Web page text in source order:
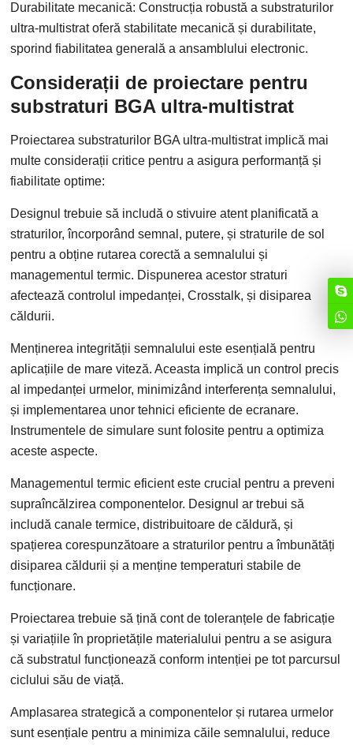
Durabilitate mecanică: Construcția robustă a substraturilor
ultra-multistrat oferă stabilitate mecanică și durabilitate,
sporind fiabilitatea generală a ansamblului electronic.
Considerații de proiectare pentru
substraturi BGA ultra-multistrat
Proiectarea substraturilor BGA ultra-multistrat implică mai
multe considerații critice pentru a asigura performanță și
fiabilitate optime:
Designul trebuie să includă o stivuire atent planificată a
straturilor, încorporând semnal, putere, și straturile de sol
pentru a obține rutarea corectă a semnalului și
managementul termic. Dispunerea acestor straturi
afectează controlul impedanței, Crosstalk, și disiparea
căldurii.
Menținerea integrității semnalului este esențială pentru
aplicațiile de mare viteză. Aceasta implică un control precis
al impedanței urmelor, minimizând interferența semnalului,
și implementarea unor tehnici eficiente de ecranare.
Instrumentele de simulare sunt folosite pentru a optimiza
aceste aspecte.
Managementul termic eficient este crucial pentru a preveni
supraîncălzirea componentelor. Designul ar trebui să
includă canale termice, distribuitoare de căldură, și
spațierea corespunzătoare a straturilor pentru a îmbunătăți
disiparea căldurii și a menține temperaturi stabile de
funcționare.
Proiectarea trebuie să țină cont de toleranțele de fabricație
și variațiile în proprietățile materialului pentru a se asigura
că substratul funcționează conform intenției pe tot parcursul
ciclului său de viață.
Amplasarea strategică a componentelor și rutarea urmelor
sunt esențiale pentru a minimiza căile semnalului, reduce